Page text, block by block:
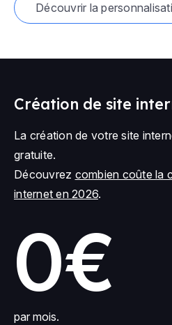
Découvrir la
Création de site
La création de votre site
gratuite.
Découvrez combien coûte la
internet en 2026.
0€
par mois.